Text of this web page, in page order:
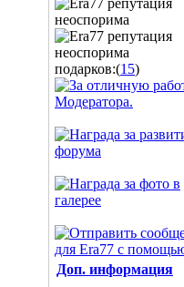
подарков:(15)
Доп. информация